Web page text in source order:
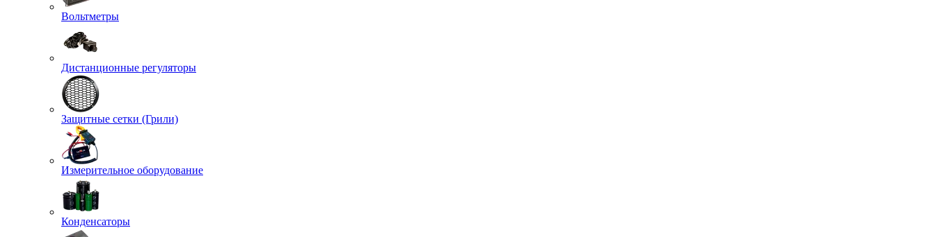
Вольтметры
Дистанционные регуляторы
Защитные сетки (Грили)
Измерительное оборудование
Конденсаторы